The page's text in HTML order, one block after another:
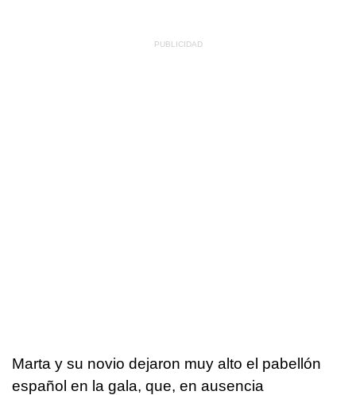
Marta y su novio dejaron muy alto el pabellón
español en la gala, que, en ausencia